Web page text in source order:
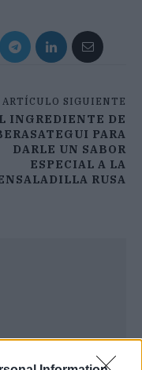
ARTÍCULO SIGUIENTE
INGREDIENTE DE
PARA
DARLE UN SABOR
ESPECIAL A LA
RUSA